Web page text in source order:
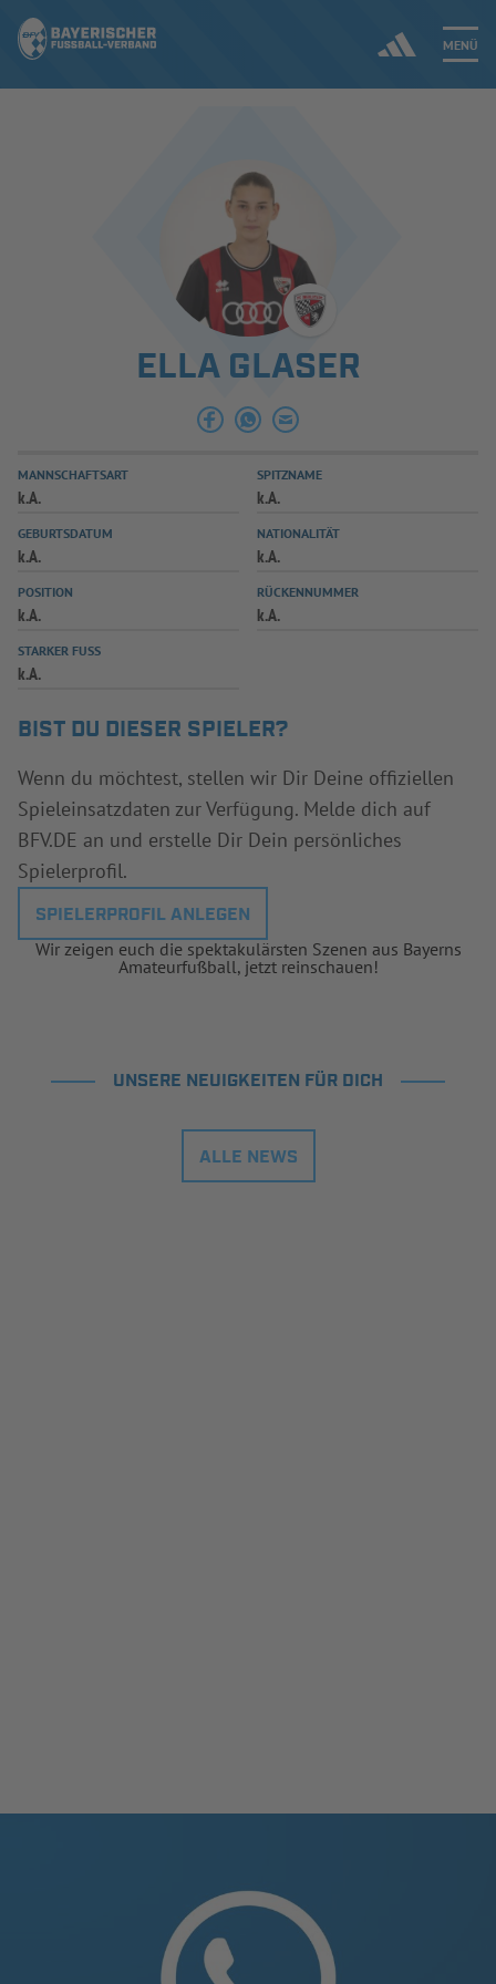
MENÜ
ERGEBNISSE & WETTBEWERBE
SPIELBETRIEB & VERBANDSLEBEN
AUSBILDUNG & FÖRDERUNG
SPIELPLUS
ELLA GLASER
MANNSCHAFTSART
k.A.
SPITZNAME
k.A.
GEBURTSDATUM
k.A.
NATIONALITÄT
k.A.
POSITION
k.A.
RÜCKENNUMMER
k.A.
STARKER FUSS
k.A.
BIST DU DIESER SPIELER?
Wenn du möchtest, stellen wir Dir Deine offiziellen
Spieleinsatzdaten zur Verfügung. Melde dich auf
BFV.DE an und erstelle Dir Dein persönliches
Spielerprofil.
SPIELERPROFIL ANLEGEN
Wir zeigen euch die spektakulärsten Szenen aus Bayerns
Amateurfußball, jetzt reinschauen!
UNSERE NEUIGKEITEN FÜR DICH
ALLE NEWS